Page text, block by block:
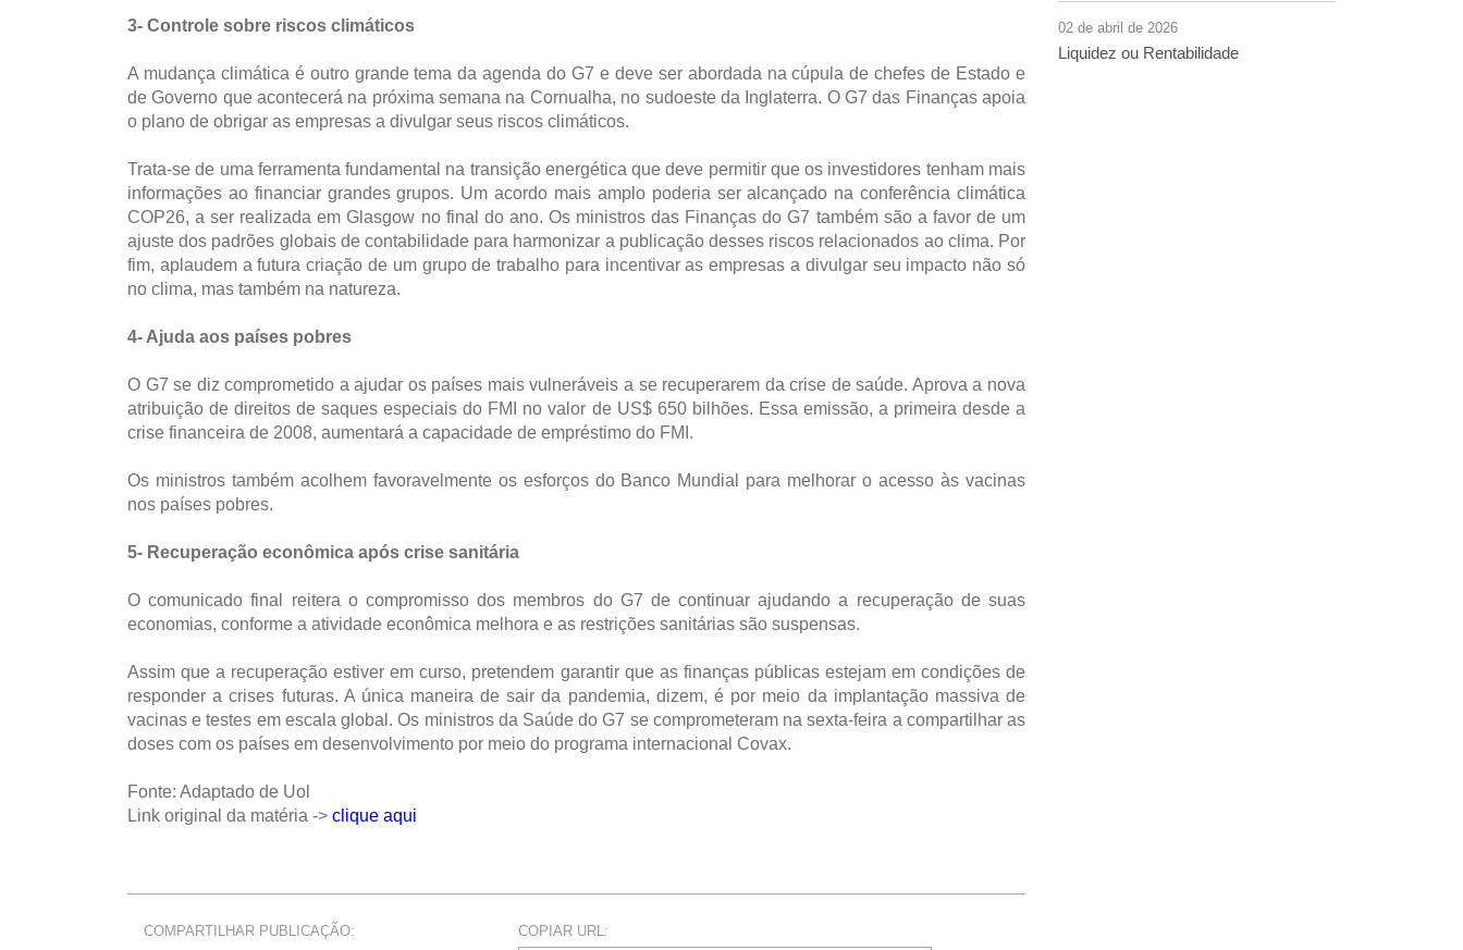
3- Controle sobre riscos climáticos
A mudança climática é outro grande tema da agenda do G7 e deve ser abordada na cúpula de chefes de Estado e
de Governo que acontecerá na próxima semana na Cornualha, no sudoeste da Inglaterra. O G7 das Finanças apoia
o plano de obrigar as empresas a divulgar seus riscos climáticos.
Trata-se de uma ferramenta fundamental na transição energética que deve permitir que os investidores tenham mais
informações ao financiar grandes grupos. Um acordo mais amplo poderia ser alcançado na conferência climática
COP26, a ser realizada em Glasgow no final do ano. Os ministros das Finanças do G7 também são a favor de um
ajuste dos padrões globais de contabilidade para harmonizar a publicação desses riscos relacionados ao clima. Por
fim, aplaudem a futura criação de um grupo de trabalho para incentivar as empresas a divulgar seu impacto não só
no clima, mas também na natureza.
4- Ajuda aos países pobres
O G7 se diz comprometido a ajudar os países mais vulneráveis a se recuperarem da crise de saúde. Aprova a nova
atribuição de direitos de saques especiais do FMI no valor de US$ 650 bilhões. Essa emissão, a primeira desde a
crise financeira de 2008, aumentará a capacidade de empréstimo do FMI.
Os ministros também acolhem favoravelmente os esforços do Banco Mundial para melhorar o acesso às vacinas
nos países pobres.
5- Recuperação econômica após crise sanitária
O comunicado final reitera o compromisso dos membros do G7 de continuar ajudando a recuperação de suas
economias, conforme a atividade econômica melhora e as restrições sanitárias são suspensas.
Assim que a recuperação estiver em curso, pretendem garantir que as finanças públicas estejam em condições de
responder a crises futuras. A única maneira de sair da pandemia, dizem, é por meio da implantação massiva de
vacinas e testes em escala global. Os ministros da Saúde do G7 se comprometeram na sexta-feira a compartilhar as
doses com os países em desenvolvimento por meio do programa internacional Covax.
Fonte: Adaptado de Uol
Link original da matéria -> clique aqui
COMPARTILHAR PUBLICAÇÃO: COPIAR URL:
02 de abril de 2026
Liquidez ou Rentabilidade